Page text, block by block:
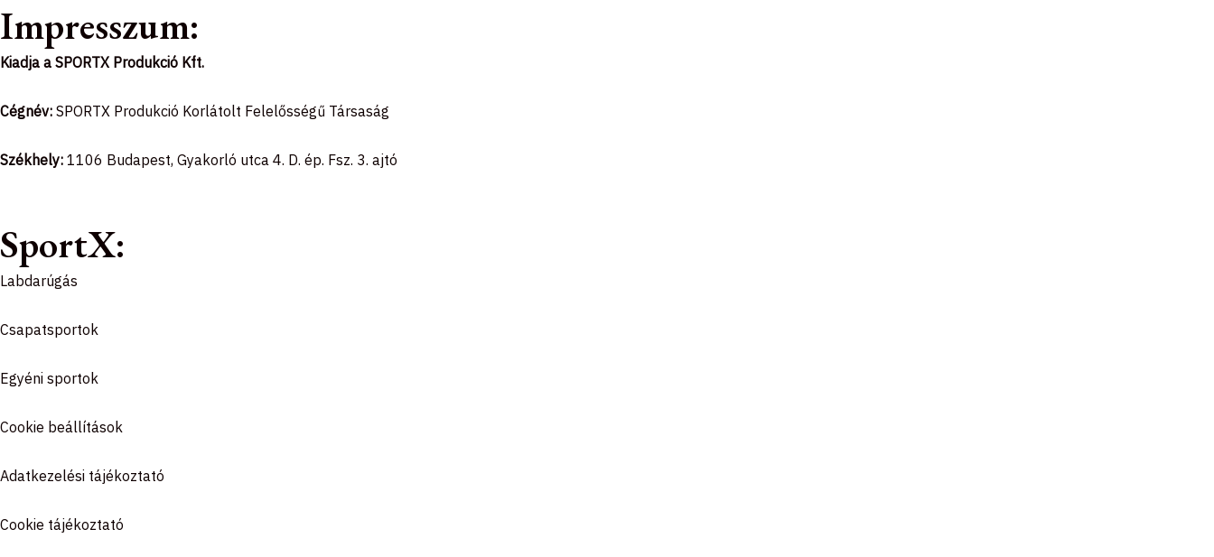
c
e
b
o
k
f
s
t
a
g
a
m
k
t
o
k
Impresszum:
Kiadja a SPORTX Produkció Kft.
Cégnév: SPORTX Produkció Korlátolt Felelősségű Társaság
Székhely: 1106 Budapest, Gyakorló utca 4. D. ép. Fsz. 3. ajtó
SportX:
Labdarúgás
Csapatsportok
Egyéni sportok
Cookie beállítások
Adatkezelési tájékoztató
Cookie tájékoztató